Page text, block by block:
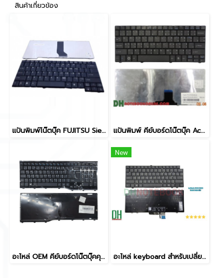
สินค้าเกี่ยวข้อง
แป้นพิมพ์โน๊ตบุ๊ค FUJITSU Siemens Amilo Pro V2000 แป้นพิมพ์ คีย์บอร์ดโน๊ตบุ๊ค Acer 751 Fujitsu PH521 Laptop Keyboard
อะไหล่ OEM คีย์บอร์ดโน๊ตบุ๊คคุณภาพสูง FUJITSU Lifebook AH552 A552, AH532, N532, NH532 ไม่มีไฟ (No Backlight) เฟรมดำเงา, P/N: CP581751-01, CP611954-01 | คีย์บอร์ดทดแทนสำหรับช่าง
New
อะไหล่ keyboard สำหรับเปลี่ยน รุ่น atitude 7440 7340 7640 7450 มีไฟ